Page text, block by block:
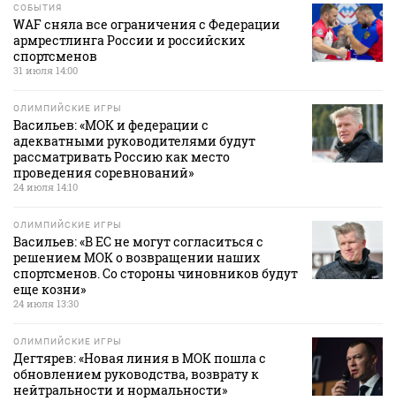
СОБЫТИЯ
WAF сняла все ограничения с Федерации
армрестлинга России и российских
спортсменов
31 июля 14:00
ОЛИМПИЙСКИЕ ИГРЫ
Васильев: «МОК и федерации с
адекватными руководителями будут
рассматривать Россию как место
проведения соревнований»
24 июля 14:10
ОЛИМПИЙСКИЕ ИГРЫ
Васильев: «В ЕС не могут согласиться с
решением МОК о возвращении наших
спортсменов. Со стороны чиновников будут
еще козни»
24 июля 13:30
ОЛИМПИЙСКИЕ ИГРЫ
Дегтярев: «Новая линия в МОК пошла с
обновлением руководства, возврату к
нейтральности и нормальности»